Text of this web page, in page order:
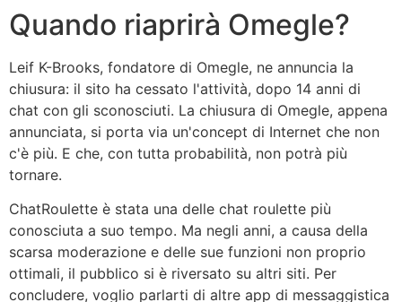
Quando riaprirà Omegle?
Leif K-Brooks, fondatore di Omegle, ne annuncia la
chiusura: il sito ha cessato l'attività, dopo 14 anni di
chat con gli sconosciuti. La chiusura di Omegle, appena
annunciata, si porta via un'concept di Internet che non
c'è più. E che, con tutta probabilità, non potrà più
tornare.
ChatRoulette è stata una delle chat roulette più
conosciuta a suo tempo. Ma negli anni, a causa della
scarsa moderazione e delle sue funzioni non proprio
ottimali, il pubblico si è riversato su altri siti. Per
concludere, voglio parlarti di altre app di messaggistica